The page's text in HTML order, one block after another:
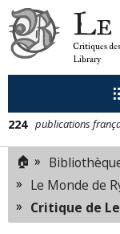
Le
Critiques
Library
224 publications
🏠 »
» Le Monde de
» Critique de